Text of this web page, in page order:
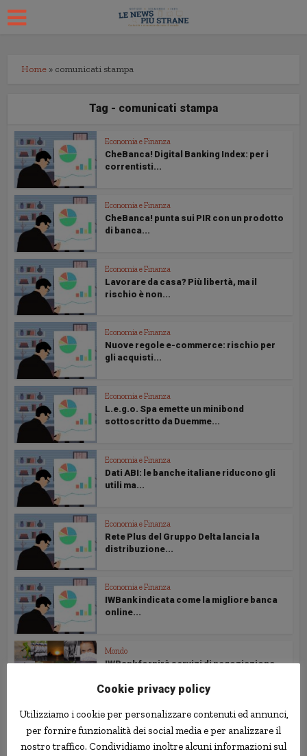
Home » comunicati stampa
Tag - comunicati stampa
Economia e Finanza
CheBanca! Digital Banking Index: per i
correntisti...
Economia e Finanza
CheBanca! punta sui PIR con un prodotto
di banca...
Economia e Finanza
Lavorare da casa? Più libertà, ma il
rischio è non...
Economia e Finanza
Nuove regole e-commerce: rischio per
gli acquisti...
Economia e Finanza
L.e.g.o. Spa emette un minibond
sottoscritto da Duemme...
Economia e Finanza
Dati ABI: le banche italiane riducono gli
utili ma...
Economia e Finanza
Rete Plus del Gruppo Delta lancia la
distribuzione...
Economia e Finanza
IWBank indicata come la migliore banca
online...
Mondo
IWBank fornirà servizi di negoziazione
Mondo
IWBank si affida a Mondial Assistance
per l’offerta di...
Cookie privacy policy
Utilizziamo i cookie per personalizzare contenuti ed annunci,
per fornire funzionalità dei social media e per analizzare il
nostro traffico. Condividiamo inoltre alcuni informazioni sul